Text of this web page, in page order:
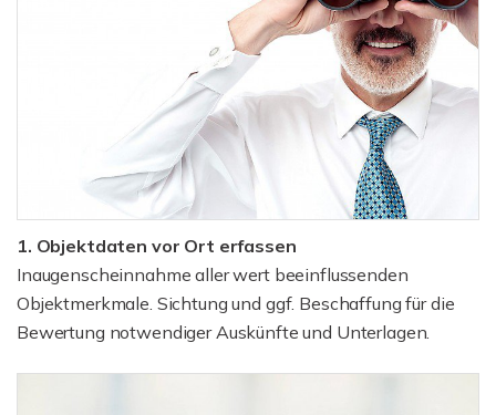
1. Objektdaten vor Ort erfassen
Inaugenscheinnahme aller wert beeinflussenden
Objektmerkmale. Sichtung und ggf. Beschaffung für die
Bewertung notwendiger Auskünfte und Unterlagen.